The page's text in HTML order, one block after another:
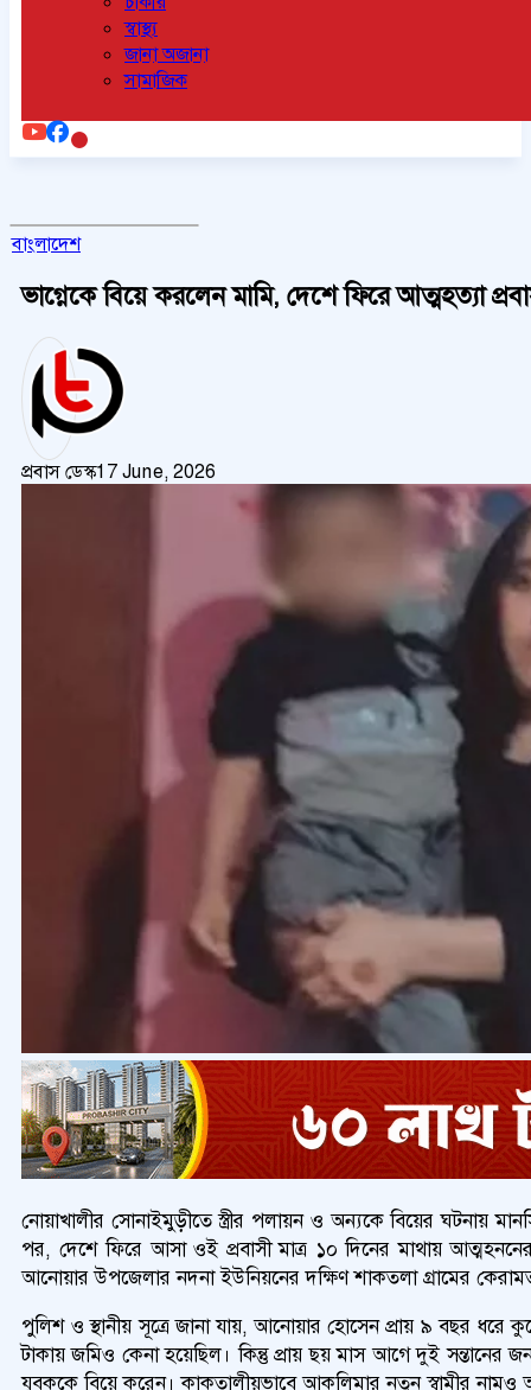
স্বাস্থ্য
জানা অজানা
সামাজিক
বাংলাদেশ
ভাগ্নেকে বিয়ে করলেন মামি, দেশে ফিরে আত্মহত্যা
প্রবাস ডেস্ক17 June, 2026
নোয়াখালীর সোনাইমুড়ীতে স্ত্রীর পলায়ন ও অন্যকে বিয়ের ঘটনায়
পর, দেশে ফিরে আসা ওই প্রবাসী মাত্র ১০ দিনের মাথায়
আনোয়ার উপজেলার নদনা ইউনিয়নের দক্ষিণ শাকতলা গ্রামের
পুলিশ ও স্থানীয় সূত্রে জানা যায়, আনোয়ার হোসেন প্রায় ৯ বছর ধরে
টাকায় জমিও কেনা হয়েছিল। কিন্তু প্রায় ছয় মাস আগে দুই সন্তানের
যুবককে বিয়ে করেন। কাকতালীয়ভাবে আকলিমার নতুন স্বামীর